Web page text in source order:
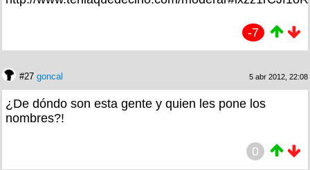
-7
#27 goncal 5 abr 2012, 22:08
¿De dóndo son esta gente y quien les pone los
nombres?!
0